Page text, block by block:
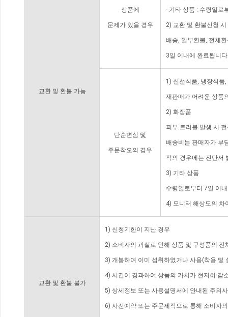
교환 및 환불 가능
상품에
문제가 있을 경우
- 기타 상품 : 수령일로
2) 교환 및 환불신청
배송, 일부환불, 전체
3일 이내에 완료됩니
단순변심 및
주문착오의 경우
1) 신선식품, 냉장식품
재판매가 어려운 상품
2) 화장품
피부 트러블 발생 시
배송비는 판매자가 부
적의 경우에는 진단서
3) 기타 상품
수령일로부터 7일 이
4) 모니터 해상도의 차
교환 및 환불 불가
1) 신청기한이 지난 경우
2) 소비자의 과실로 인해 상품 및 구성품의
3) 개봉하여 이미 섭취하였거나 사용(착용 및
4) 시간이 경과하여 상품의 가치가 현저히 감
5) 상세정보 또는 사용설명서에 안내된 주의
6) 사전예약 또는 주문제작으로 통해 소비자